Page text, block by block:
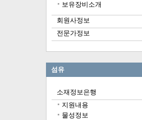
보유장비소개
회원사정보
전문가정보
섬유
소재정보은행
지원내용
물성정보